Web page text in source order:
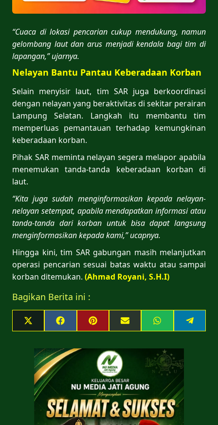
“Cuaca di lokasi pencarian cukup mendukung, namun
gelombang laut dan arus menjadi kendala bagi tim di
lapangan,” ujarnya.
Nelayan Bantu Pantau Keberadaan Korban
Selain menyisir laut, tim SAR juga berkoordinasi
dengan nelayan yang beraktivitas di sekitar perairan
Lampung Selatan. Langkah itu membantu tim
memperluas pemantauan terhadap kemungkinan
keberadaan korban.
Pihak SAR meminta nelayan segera melapor apabila
menemukan tanda-tanda keberadaan korban di
laut.
“Kita juga sudah menginformasikan kepada nelayan-
nelayan setempat, apabila mendapatkan informasi atau
tanda-tanda dari korban untuk bisa dapat langsung
menginformasikan kepada kami,” ucapnya.
Hingga kini, tim SAR gabungan masih melanjutkan
operasi pencarian sesuai batas waktu atau sampai
korban ditemukan. (Ahmad Royani, S.H.I)
Bagikan Berita ini :